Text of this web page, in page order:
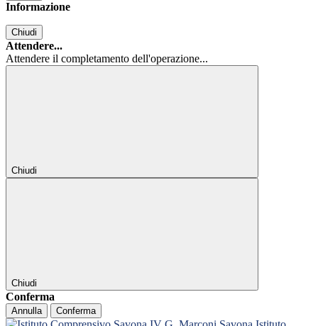
Informazione
Chiudi
Attendere...
Attendere il completamento dell'operazione...
Chiudi
Chiudi
Conferma
Annulla Conferma